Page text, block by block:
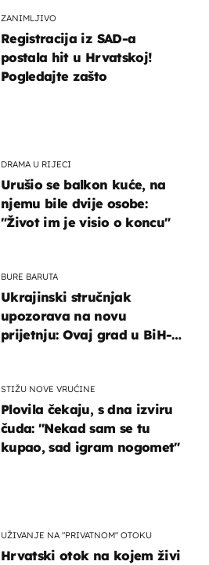
DRAMA U RIJECI
Urušio se balkon kuće, na
njemu bile dvije osobe:
"Život im je visio o koncu"
BURE BARUTA
Ukrajinski stručnjak
upozorava na novu
prijetnju: Ovaj grad u BiH-u
STIŽU NOVE VRUĆINE
Plovila čekaju, s dna izviru
čuda: "Nekad sam se tu
kupao, sad igram nogomet"
ZANIMLJIVO
Registracija iz SAD-a
postala hit u Hrvatskoj!
Pogledajte zašto
UŽIVANJE NA "PRIVATNOM" OTOKU
Hrvatski otok na kojem živi